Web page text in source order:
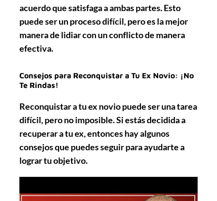
acuerdo que satisfaga a ambas partes. Esto
puede ser un proceso difícil, pero es la mejor
manera de lidiar con un conflicto de manera
efectiva.
Consejos para Reconquistar a Tu Ex Novio: ¡No
Te Rindas!
Reconquistar a tu ex novio puede ser una tarea
difícil, pero no imposible. Si estás decidida a
recuperar a tu ex, entonces hay algunos
consejos que puedes seguir para ayudarte a
lograr tu objetivo.